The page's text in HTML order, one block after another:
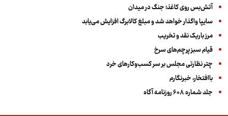
آتش‌بس روی کاغذ؛ جنگ در میدان
سایپا واگذار خواهد شد و مبلغ کالابرگ افزایش می‌یابد
مرز باریک نقد و تخریب
قیام سبز پرچم‌های سرخ
چتر نظارتی مجلس بر سر کسب‌وکارهای خرد
باافتخار، خبرنگارم
جلد شماره ۶۰۸ روزنامه آگاه